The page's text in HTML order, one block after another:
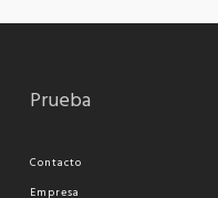
Prueba
Contacto
Empresa